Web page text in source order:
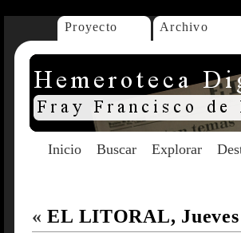
Proyecto Archivo
Inicio Buscar Explorar
« EL LITORAL,